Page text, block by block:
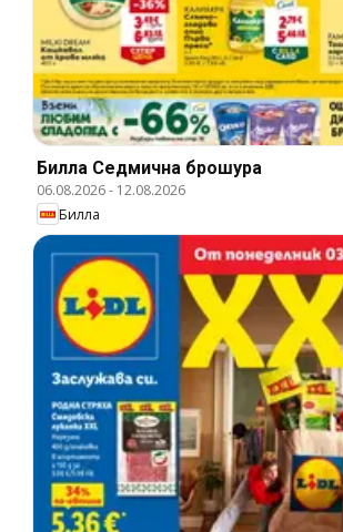
Билла Cедмична брошура
06.08.2026- 12.08.2026
Билла